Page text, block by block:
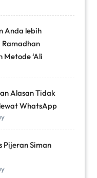
Anda lebih
Metode ‘Ali
Alasan Tidak
WhatsApp
Pijeran Siman